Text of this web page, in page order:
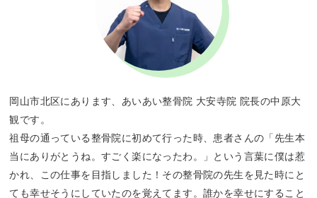
岡山市北区にあります、あいあい整骨院 大安寺院 院長の中原大
観です。
祖母の通っている整骨院に初めて行った時、患者さんの「先生本
当にありがとうね。すごく楽になったわ。」という言葉に僕は惹
かれ、この仕事を目指しました！その整骨院の先生を見た時にと
ても幸せそうにしていたのを覚えてます。誰かを幸せにすること